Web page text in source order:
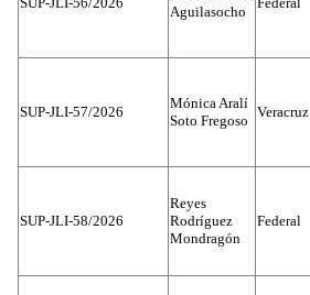
Aguilasocho
SUP-JLI-57/2026
Mónica Aralí
Soto Fregoso
Veracruz
SUP-JLI-58/2026
Reyes
Rodríguez
Mondragón
Federal